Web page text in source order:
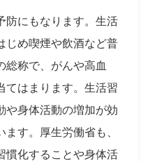
防にもなります。生活
じめ喫煙や飲酒など普
総称で、がんや高血
てはまります。生活習
や身体活動の増加が効
す。厚生労働省も、
慣化することや身体活